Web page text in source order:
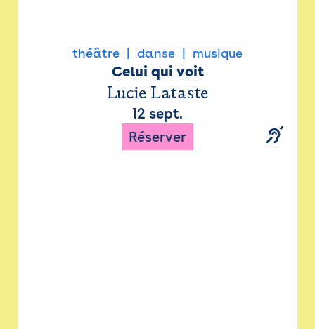
théâtre danse musique
Celui qui voit
Lucie Lataste
12 sept.
Réserver